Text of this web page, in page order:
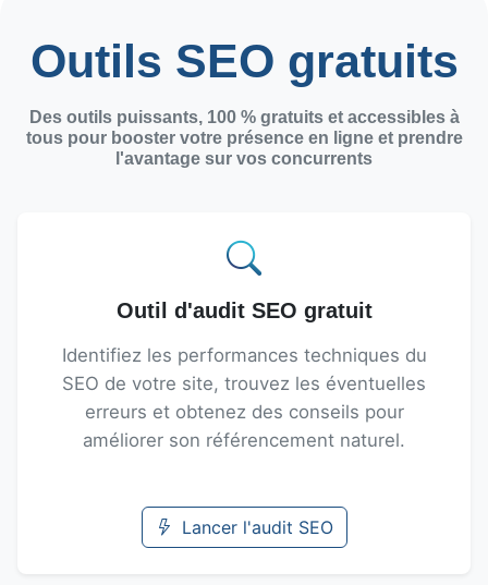
Outils SEO gratuits
Des outils puissants, 100 % gratuits et accessibles à
tous pour booster votre présence en ligne et prendre
l'avantage sur vos concurrents
Outil d'audit SEO gratuit
Identifiez les performances techniques du
SEO de votre site, trouvez les éventuelles
erreurs et obtenez des conseils pour
améliorer son référencement naturel.
Lancer l'audit SEO